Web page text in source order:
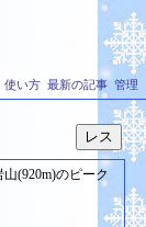
使い方 最新の記事 管理
(920m)のピーク